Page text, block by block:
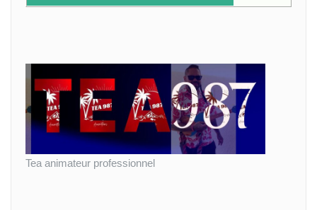
Tea animateur professionnel